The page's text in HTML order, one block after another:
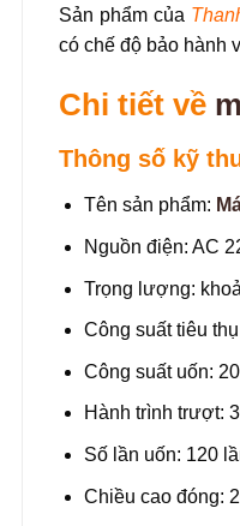
Sản phẩm của
có chế độ bảo hành
Chi tiết về
Thông số kỹ
Tên sản phẩm:
Nguồn điện: AC
Trọng lượng:
Công suất tiêu
Công suất uốn:
Hành trình trượt:
Số lần uốn: 120
Chiều cao đóng: